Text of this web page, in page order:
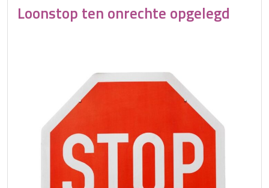
Loonstop ten onrechte opgelegd